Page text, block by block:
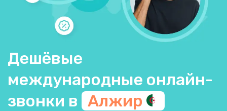
Дешёвые
международные онлайн-
звонки в Алжир